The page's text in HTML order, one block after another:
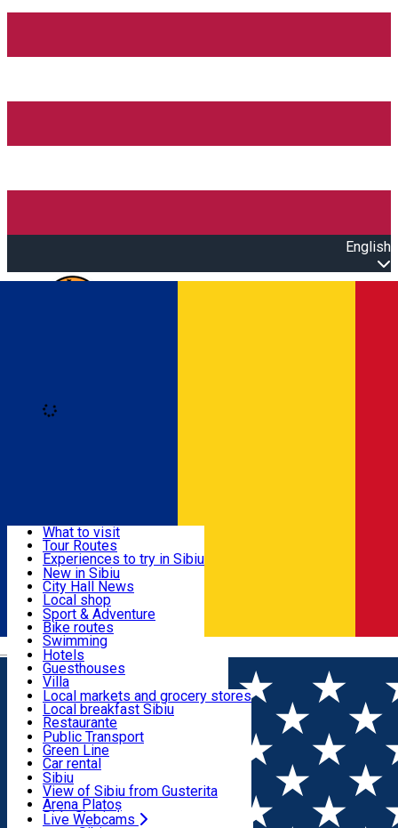
English
Română
Useful info
Activities & Adventure
Accommodation
Food, Drinks & Nightlife
Transport & Parking
Live Webcams
What to visit
Tour Routes
Experiences to try in Sibiu
Podcast
Culture
Museums
Churches
Parks, Zoo
County of Sibiu
New in Sibiu
City Hall News
Local shop
Sibiu artisans
Sibiul Verde
Public services
Education
How do I get to Sibiu
Tourist Info
Tour Guides
Guided tours
Publicații locale
Beauty salons
Sport & Adventure
Bike routes
Swimming
Riding
Indoor activities
Loc de joacă indoor
Loc de joacă outdoor
Ski
Ice skating
Yoga
Hotels
Guesthouses
Villa
Hostels
Motel
Camping
Renting rooms
Rooms for rent
Accommodation outside Sibiu
Local markets and grocery stores
Local breakfast Sibiu
Restaurante
Pizza
Fast Food
Coffee
Sweets
Pub, Bar
Night clubs
Bakeries
Public Transport
Green Line
Car rental
Rent a bike
Scooter rentals
Taxi
Ride Sharing
Sibiu
View of Sibiu from Gusterita
Arena Platoș
Live Webcams